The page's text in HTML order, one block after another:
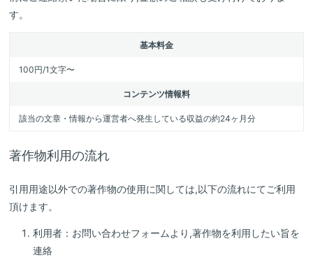
す。
基本料金
100円/1文字〜
コンテンツ情報料
該当の文章・情報から運営者へ発生している収益の約24ヶ月分
著作物利用の流れ
引用用途以外での著作物の使用に関しては,以下の流れにてご利用
頂けます。
利用者：お問い合わせフォームより,著作物を利用したい旨を
連絡